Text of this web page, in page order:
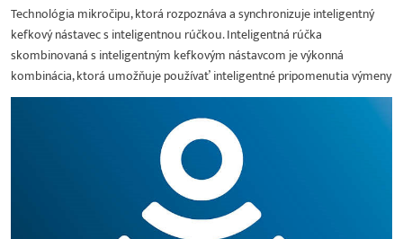
Technológia mikročipu, ktorá rozpoznáva a synchronizuje inteligentný
kefkový nástavec s inteligentnou rúčkou. Inteligentná rúčka
skombinovaná s inteligentným kefkovým nástavcom je výkonná
kombinácia, ktorá umožňuje používať inteligentné pripomenutia výmeny